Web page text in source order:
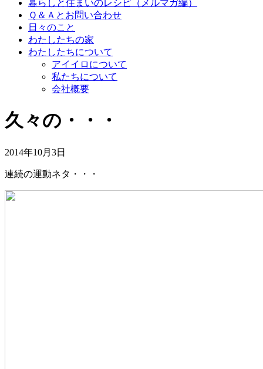
暮らしと住まいのレシピ（メルマガ編）
Ｑ＆Ａとお問い合わせ
日々のこと
わたしたちの家
わたしたちについて
アイイロについて
私たちについて
会社概要
久々の・・・
2014年10月3日
連続の運動ネタ・・・